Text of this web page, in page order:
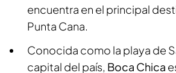
encuentra en el principal
Punta Cana.
Conocida como la playa de
capital del país, Boca Chica